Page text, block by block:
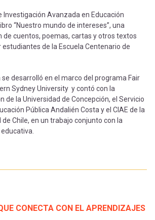
Investigación Avanzada en Educación
“Nuestro mundo de intereses”, una
de cuentos, poemas, cartas y otros textos
estudiantes de la Escuela Centenario de
se desarrolló en el marco del programa Fair
Sydney University y contó con la
de la Universidad de Concepción, el Servicio
Pública Andalién Costa y el CIAE de la
de Chile, en un trabajo conjunto con la
CONECTA CON EL APRENDIZAJES